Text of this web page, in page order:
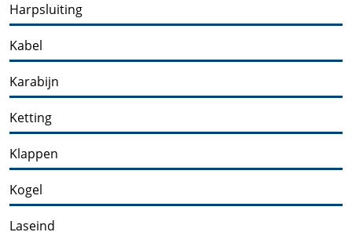
Harpsluiting
Kabel
Karabijn
Ketting
Klappen
Kogel
Laseind